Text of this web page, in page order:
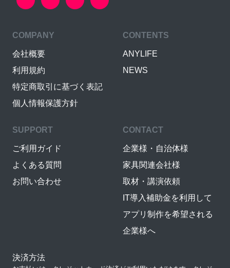
COMPANY
会社概要
利用規約
特定商取引に基づく表記
個人情報保護方針
CONTENTS
ANYLIFE
NEWS
SUPPORT
ご利用ガイド
よくある質問
お問い合わせ
CONTACT
企業様・自治体様
家具関連会社様
取材・講演依頼
IT導入補助金を利用して
アプリ制作を希望される
企業様へ
決済方法